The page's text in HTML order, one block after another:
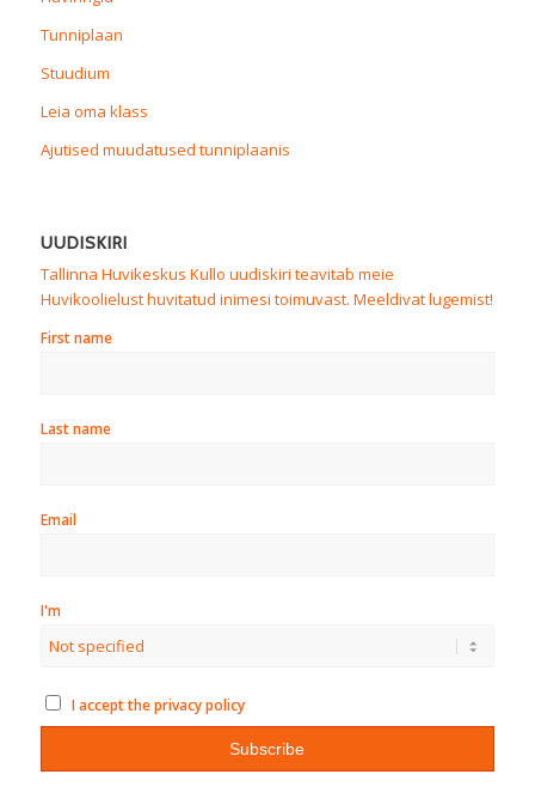
Tunniplaan
Stuudium
Leia oma klass
Ajutised muudatused tunniplaanis
UUDISKIRI
Tallinna Huvikeskus Kullo uudiskiri teavitab meie
Huvikoolielust huvitatud inimesi toimuvast. Meeldivat lugemist!
First name
Last name
Email
I'm
I accept the privacy policy